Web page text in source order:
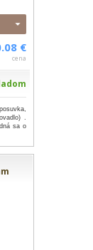
€
cena
.
sa o